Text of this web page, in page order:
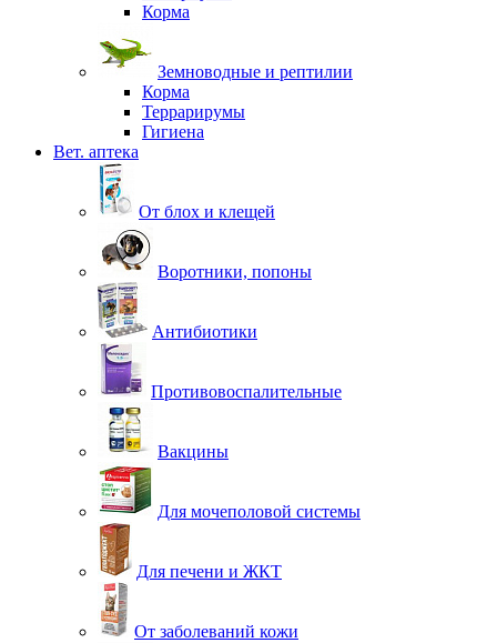
Корма
Земноводные и рептилии
Корма
Террарирумы
Гигиена
Вет. аптека
От блох и клещей
Воротники, попоны
Антибиотики
Противовоспалительные
Вакцины
Для мочеполовой системы
Для печени и ЖКТ
От заболеваний кожи